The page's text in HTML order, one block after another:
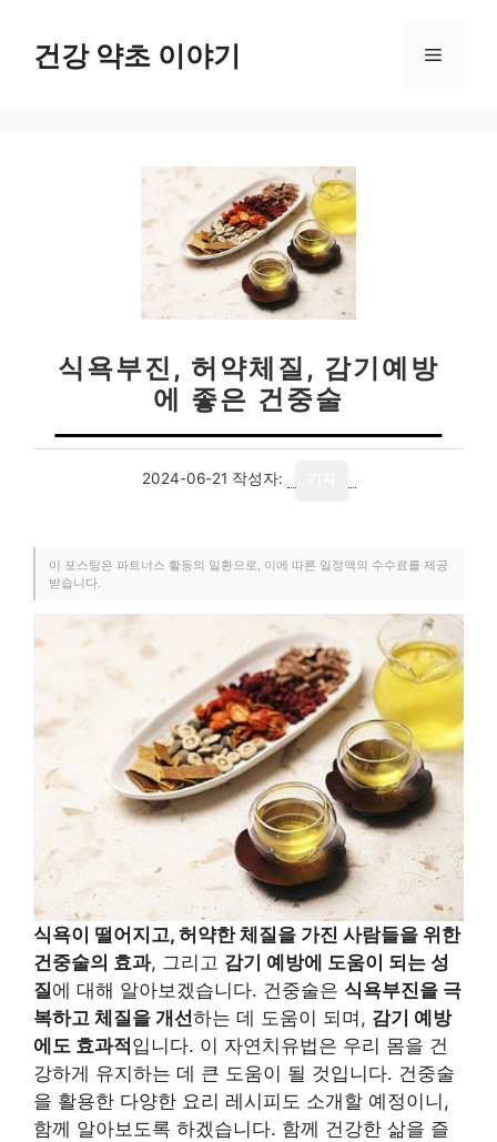
건강 약초 이야기 메
식욕부진, 허약체질, 감기예방
에 좋은 건중술
2024-06-21 작성자:
이 포스팅은 파트너스 활동의 일환으로, 이에 따른 일정액의 수수료를 제공
받습니다.
식욕이 떨어지고, 허약한 체질을 가진 사람들을 위한
건중술의 효과, 그리고 감기 예방에 도움이 되는 성
질에 대해 알아보겠습니다. 건중술은 식욕부진을 극
복하고 체질을 개선하는 데 도움이 되며, 감기 예방
에도 효과적 입니다. 이 자연치유법은 우리 몸을 건
강하게 유지하는 데 큰 도움이 될 것입니다. 건중술
을 활용한 다양한 요리 레시피도 소개할 예정이니,
함께 알아보도록 하겠습니다. 함께 건강한 삶을 즐